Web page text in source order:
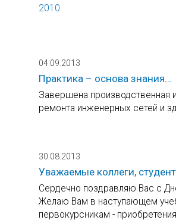
2010
04.09.2013
Практика – основа знания…
Завершена производственная
ремонта инженерных сетей и
30.08.2013
Уважаемые коллеги,
Сердечно поздравляю Вас с
Желаю Вам в наступающем
первокурсникам -